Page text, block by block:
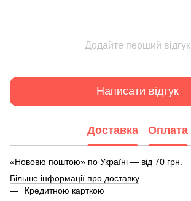
Додайте перший відгук
Написати відгук
Доставка Оплата
«Нововю поштою» по Україні — від 70 грн.
Більше інформації про доставку
Кредитною карткою